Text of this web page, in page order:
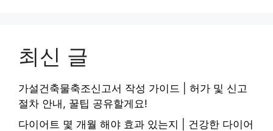
최신 글
가설건축물축조신고서 작성 가이드 | 허가 및 신고
절차 안내, 꿀팁 공유할게요!
다이어트 몇 개월 해야 효과 있는지 | 건강한 다이어